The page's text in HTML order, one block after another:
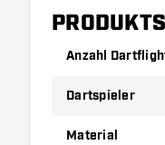
Probieren Sie
Dicke der
Anzahl
Dartspieler
Material